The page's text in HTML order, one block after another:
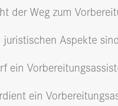
der Weg zum
juristischen Aspekte
ein
ein